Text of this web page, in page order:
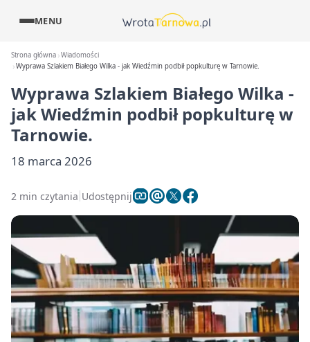
MENU
Strona główna Wiadomości
Wyprawa Szlakiem Białego Wilka - jak Wiedźmin podbił popkulturę w Tarnowie.
Wyprawa Szlakiem Białego Wilka -
jak Wiedźmin podbił popkulturę w
Tarnowie.
18 marca 2026
2 min czytania Udostępnij